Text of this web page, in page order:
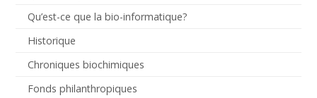
Qu’est-ce que la bio-informatique?
Historique
Chroniques biochimiques
Fonds philanthropiques